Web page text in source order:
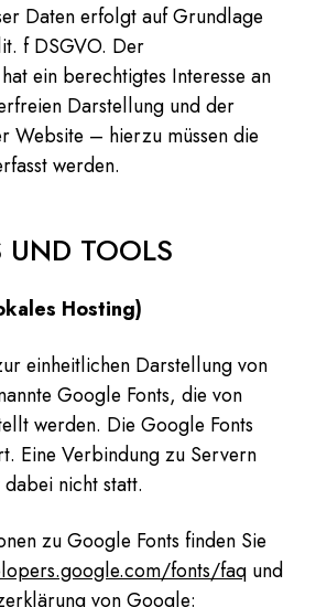
Daten erfolgt auf Grundlage
f DSGVO. Der
ein berechtigtes Interesse an
Darstellung und der
Website – hierzu müssen die
werden.
TOOLS
Hosting)
einheitlichen Darstellung von
Google Fonts, die von
werden. Die Google Fonts
Eine Verbindung zu Servern
nicht statt.
zu Google Fonts finden Sie
fonts/faq und
von Google: